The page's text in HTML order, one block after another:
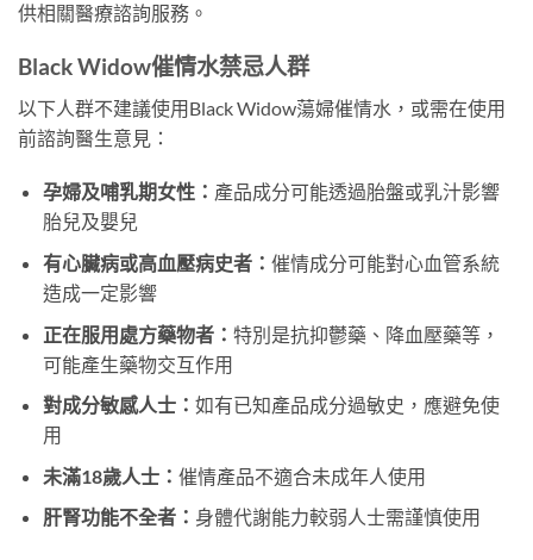
供相關醫療諮詢服務。
Black Widow催情水禁忌人群
以下人群不建議使用Black Widow蕩婦催情水，或需在使用
前諮詢醫生意見：
孕婦及哺乳期女性： 產品成分可能透過胎盤或乳汁影響
胎兒及嬰兒
有心臟病或高血壓病史者： 催情成分可能對心血管系統
造成一定影響
正在服用處方藥物者： 特別是抗抑鬱藥、降血壓藥等，
可能產生藥物交互作用
對成分敏感人士： 如有已知產品成分過敏史，應避免使
用
未滿18歲人士： 催情產品不適合未成年人使用
肝腎功能不全者： 身體代謝能力較弱人士需謹慎使用